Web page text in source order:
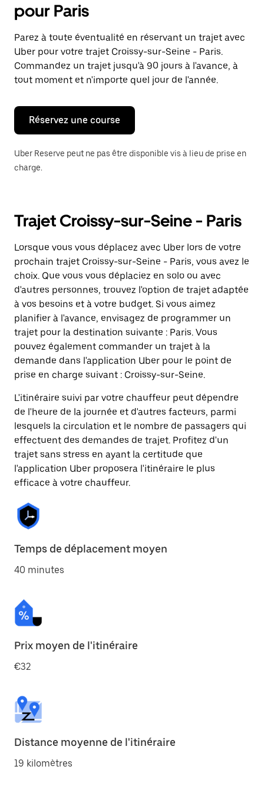
calendrier
et
sélectionner
une
date.
Appuyez
sur
la
Échap
pour
fermer
calendrier.
pour Paris
Parez à toute éventualité en réservant un trajet avec
Uber pour votre trajet Croissy-sur-Seine - Paris.
Commandez un trajet jusqu'à 90 jours à l'avance, à
tout moment et n'importe quel jour de l'année.
Réservez une course
Uber Reserve peut ne pas être disponible vis à lieu de prise en
charge.
Trajet Croissy-sur-Seine - Paris
Lorsque vous vous déplacez avec Uber lors de votre
prochain trajet Croissy-sur-Seine - Paris, vous avez le
choix. Que vous vous déplaciez en solo ou avec
d'autres personnes, trouvez l'option de trajet adaptée
à vos besoins et à votre budget. Si vous aimez
planifier à l'avance, envisagez de programmer un
trajet pour la destination suivante : Paris. Vous
pouvez également commander un trajet à la
demande dans l'application Uber pour le point de
prise en charge suivant : Croissy-sur-Seine.
L'itinéraire suivi par votre chauffeur peut dépendre
de l'heure de la journée et d'autres facteurs, parmi
lesquels la circulation et le nombre de passagers qui
effectuent des demandes de trajet. Profitez d'un
trajet sans stress en ayant la certitude que
l'application Uber proposera l'itinéraire le plus
efficace à votre chauffeur.
Temps de déplacement moyen
40 minutes
Prix moyen de l'itinéraire
€32
Distance moyenne de l'itinéraire
19 kilomètres